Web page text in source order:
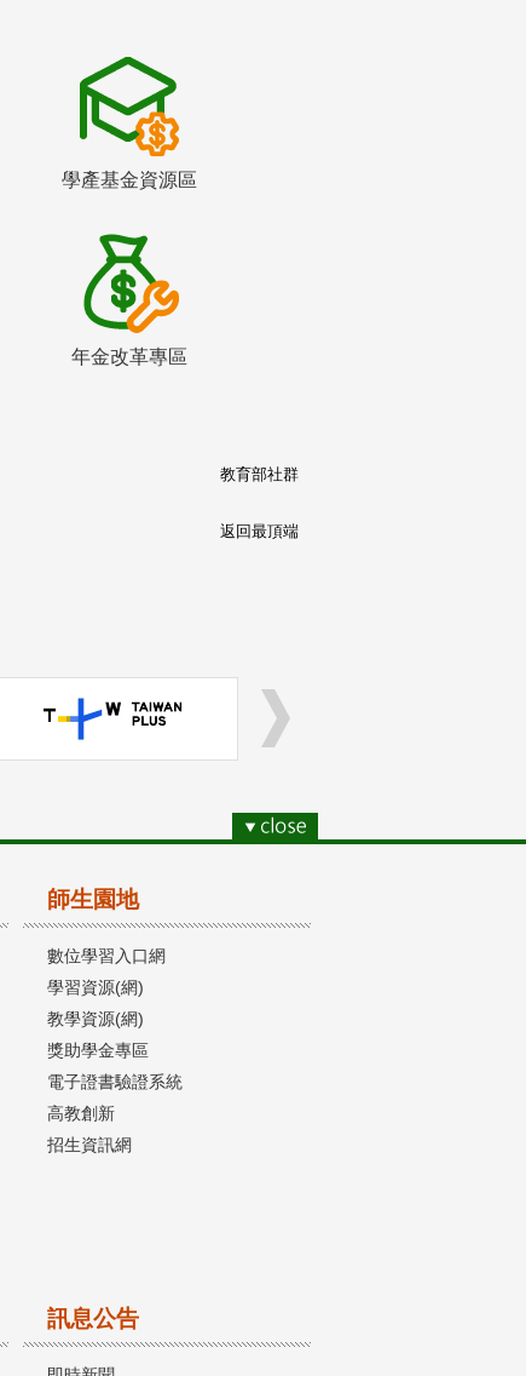
學產基金資源區
年金改革專區
教育部社群
返回最頂端
師生園地
數位學習入口網
學習資源(網)
教學資源(網)
獎助學金專區
電子證書驗證系統
高教創新
招生資訊網
訊息公告